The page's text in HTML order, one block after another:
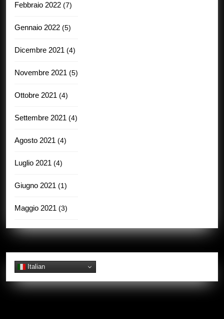
Febbraio 2022 (7)
Gennaio 2022 (5)
Dicembre 2021 (4)
Novembre 2021 (5)
Ottobre 2021 (4)
Settembre 2021 (4)
Agosto 2021 (4)
Luglio 2021 (4)
Giugno 2021 (1)
Maggio 2021 (3)
Italian